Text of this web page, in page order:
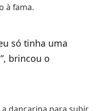
à fama.
só tinha uma
brincou o